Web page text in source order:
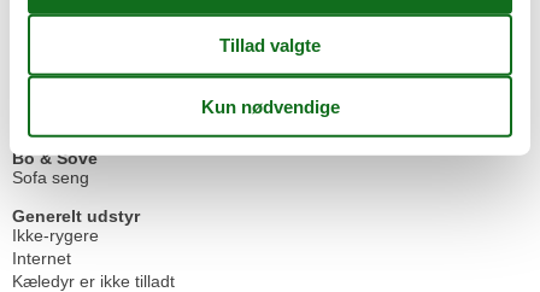
Faciliteter
Bo & Sove
Sofa seng
Generelt udstyr
Ikke-rygere
Internet
Kæledyr er ikke tilladt